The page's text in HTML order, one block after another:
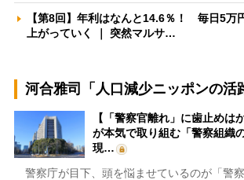
【第8回】年利はなんと14.6％！ 毎日5万
上がっていく ｜ 突然マルサ…
河合雅司「人口減少ニッポンの活
【「警察官離れ」に歯止めは
が本気で取り組む「警察組
現…
警察庁が目下、頭を悩ませているのが「警